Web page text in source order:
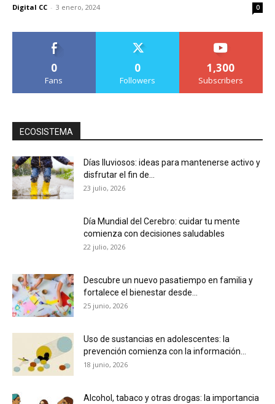
Digital CC - 3 enero, 2024 0
0
Fans
0
Followers
1,300
Subscribers
ECOSISTEMA
Días lluviosos: ideas para mantenerse activo y
disfrutar el fin de...
23 julio, 2026
Día Mundial del Cerebro: cuidar tu mente
comienza con decisiones saludables
22 julio, 2026
Descubre un nuevo pasatiempo en familia y
fortalece el bienestar desde...
25 junio, 2026
Uso de sustancias en adolescentes: la
prevención comienza con la información...
18 junio, 2026
Alcohol, tabaco y otras drogas: la importancia